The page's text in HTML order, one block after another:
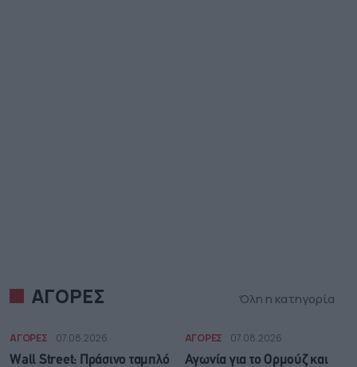
ΑΓΟΡΕΣ Όλη η κατηγορία
ΑΓΟΡΕΣ 07.08.2026
Wall Street: Πράσινο ταμπλό
ΑΓΟΡΕΣ 07.08.2026
Αγωνία για το Ορμούζ και